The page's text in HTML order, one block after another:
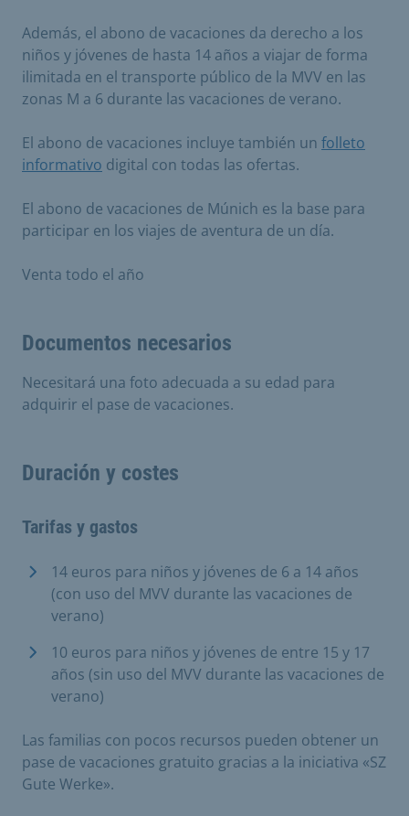
Además, el abono de vacaciones da derecho a los
niños y jóvenes de hasta 14 años a viajar de forma
ilimitada en el transporte público de la MVV en las
zonas M a 6 durante las vacaciones de verano.
El abono de vacaciones incluye también un folleto
informativo digital con todas las ofertas.
El abono de vacaciones de Múnich es la base para
participar en los viajes de aventura de un día.
Venta todo el año
Documentos necesarios
Necesitará una foto adecuada a su edad para
adquirir el pase de vacaciones.
Duración y costes
Tarifas y gastos
14 euros para niños y jóvenes de 6 a 14 años
(con uso del MVV durante las vacaciones de
verano)
10 euros para niños y jóvenes de entre 15 y 17
años (sin uso del MVV durante las vacaciones de
verano)
Las familias con pocos recursos pueden obtener un
pase de vacaciones gratuito gracias a la iniciativa «SZ
Gute Werke».